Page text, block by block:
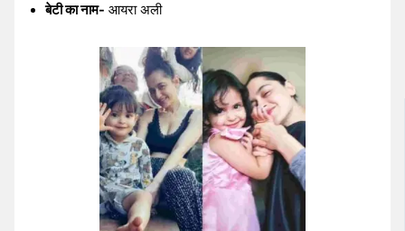
बेटी का नाम- आयरा अली